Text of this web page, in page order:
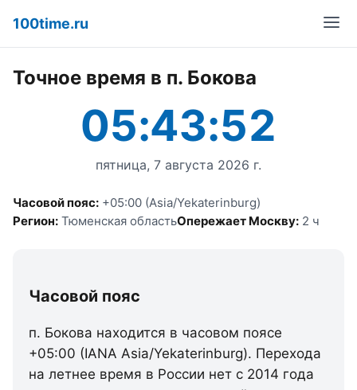
100time.ru
Точное время в п. Бокова
05:43:52
пятница, 7 августа 2026 г.
Часовой пояс: +05:00 (Asia/Yekaterinburg)
Регион: Тюменская областьОпережает Москву: 2 ч
Часовой пояс
п. Бокова находится в часовом поясе
+05:00 (IANA Asia/Yekaterinburg). Перехода
на летнее время в России нет с 2014 года